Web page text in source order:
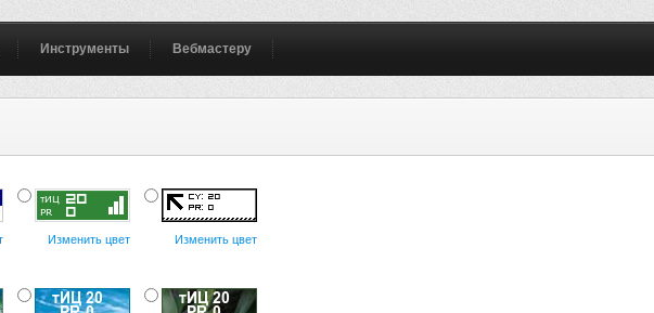
Инструменты Вебмастеру
Изменить цвет Изменить цвет